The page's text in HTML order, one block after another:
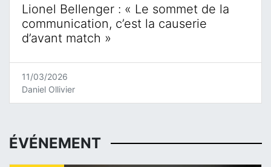
Lionel Bellenger : « Le sommet de la
communication, c’est la causerie
d’avant match »
11/03/2026
Daniel Ollivier
ÉVÉNEMENT